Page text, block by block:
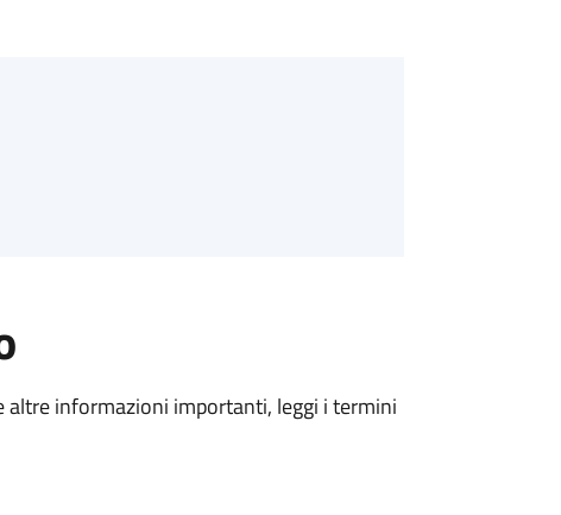
altre informazioni importanti, leggi i termini